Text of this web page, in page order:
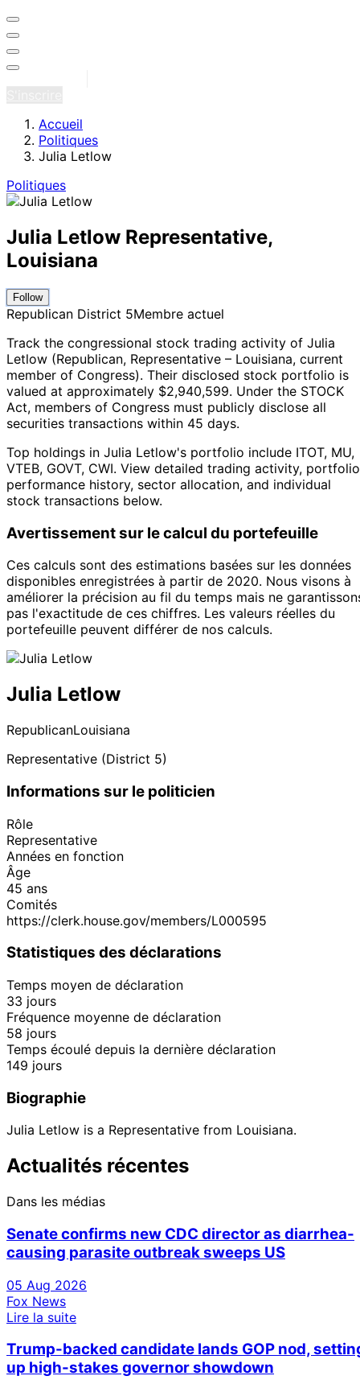
Accueil
Politiques
Julia Letlow
Politiques
Julia Letlow Representative,
Louisiana
Follow
Republican District 5Membre actuel
Track the congressional stock trading activity of Julia
Letlow (Republican, Representative – Louisiana, current
member of Congress). Their disclosed stock portfolio is
valued at approximately $2,940,599. Under the STOCK
Act, members of Congress must publicly disclose all
securities transactions within 45 days.
Top holdings in Julia Letlow's portfolio include ITOT, MU,
VTEB, GOVT, CWI. View detailed trading activity, portfolio
performance history, sector allocation, and individual
stock transactions below.
Avertissement sur le calcul du portefeuille
Ces calculs sont des estimations basées sur les données
disponibles enregistrées à partir de 2020. Nous visons à
améliorer la précision au fil du temps mais ne
pas l'exactitude de ces chiffres. Les valeurs réelles du
portefeuille peuvent différer de nos calculs.
Julia Letlow
RepublicanLouisiana
Representative (District 5)
Informations sur le politicien
Rôle
Representative
Années en fonction
Âge
45 ans
Comités
https://clerk.house.gov/members/L000595
Statistiques des déclarations
Temps moyen de déclaration
33 jours
Fréquence moyenne de déclaration
58 jours
Temps écoulé depuis la dernière déclaration
149 jours
Biographie
Julia Letlow is a Representative from Louisiana.
Actualités récentes
Dans les médias
Senate confirms new CDC director as diarrhea-
causing parasite outbreak sweeps US
05 Aug 2026
Fox News
Lire la suite
Trump-backed candidate lands GOP nod,
up high-stakes governor showdown